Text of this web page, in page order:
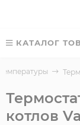
КАТАЛОГ
котлов